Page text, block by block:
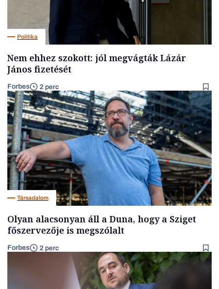
Politika
Nem ehhez szokott: jól megvágták Lázár
János fizetését
Forbes 2 perc
Társadalom
Olyan alacsonyan áll a Duna, hogy a Sziget
főszervezője is megszólalt
Forbes 2 perc